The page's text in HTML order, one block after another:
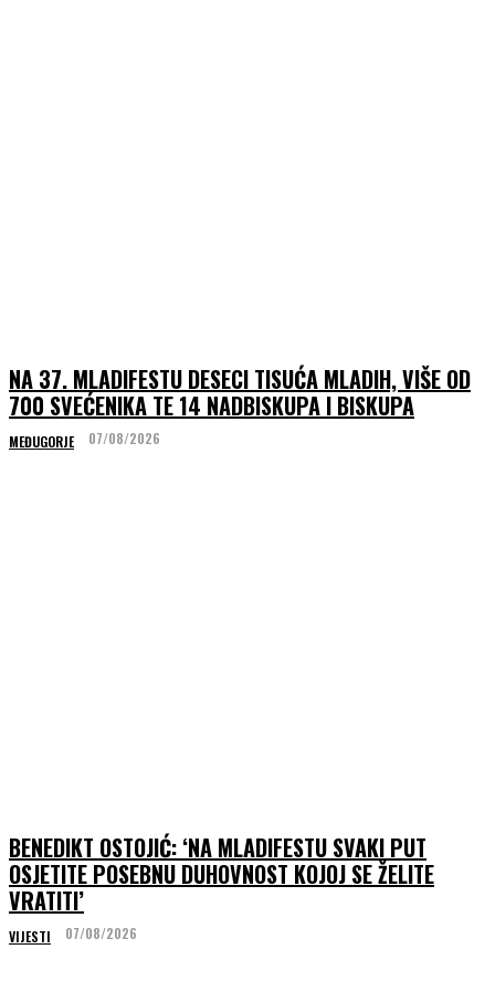
NA 37. MLADIFESTU DESECI TISUĆA MLADIH, VIŠE OD
700 SVEĆENIKA TE 14 NADBISKUPA I BISKUPA
MEĐUGORJE 07/08/2026
BENEDIKT OSTOJIĆ: ‘NA MLADIFESTU SVAKI PUT
OSJETITE POSEBNU DUHOVNOST KOJOJ SE ŽELITE
VRATITI’
VIJESTI 07/08/2026